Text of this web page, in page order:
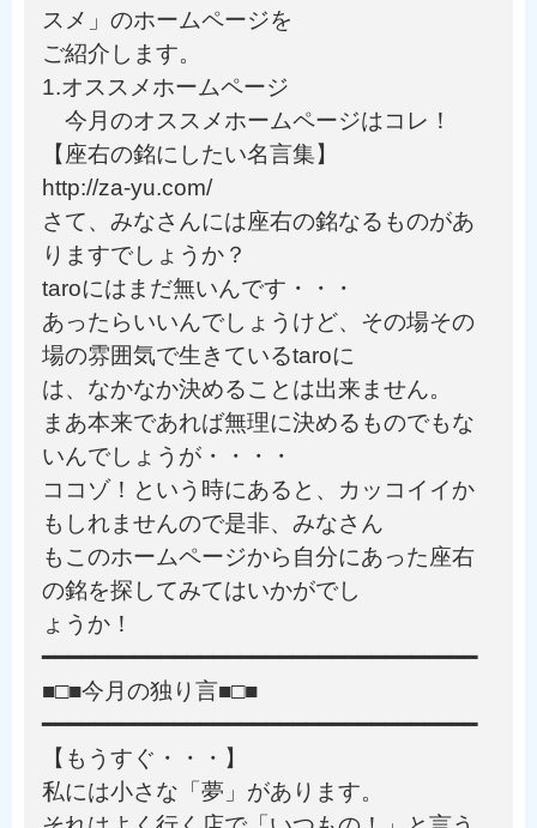
スメ」のホームページを
ご紹介します。
1.オススメホームページ
今月のオススメホームページはコレ！
【座右の銘にしたい名言集】
http://za-yu.com/
さて、みなさんには座右の銘なるものがあ
りますでしょうか？
taroにはまだ無いんです・・・
あったらいいんでしょうけど、その場その
場の雰囲気で生きているtaroに
は、なかなか決めることは出来ません。
まあ本来であれば無理に決めるものでもな
いんでしょうが・・・・
ココゾ！という時にあると、カッコイイか
もしれませんので是非、みなさん
もこのホームページから自分にあった座右
の銘を探してみてはいかがでし
ょうか！
━━━━━━━━━━━━━━━━━━━━━━━━━━━━━━━━━
■□■今月の独り言■□■
━━━━━━━━━━━━━━━━━━━━━━━━━━━━━━━━━
【もうすぐ・・・】
私には小さな「夢」があります。